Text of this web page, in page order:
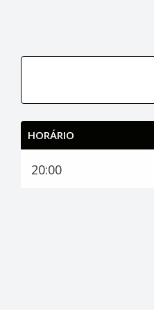
HORÁRIO
20:00